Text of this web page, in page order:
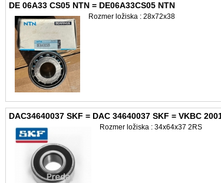
DE 06A33 CS05 NTN = DE06A33CS05 NTN
Rozmer ložiska : 28x72x38
DAC34640037 SKF = DAC 34640037 SKF = VKBC
Rozmer ložiska : 34x64x37 2RS